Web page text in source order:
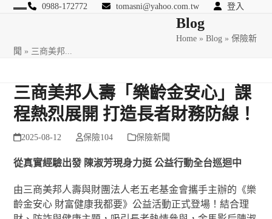
Skip
0988-172772 tomasni@yahoo.com.tw 登入
匯豐國際風險管理顧問Blog
Home »Blog »保險新
聞 » 三商美邦...
三商美邦人壽「樂齡金安心」課
程熱烈展開 打造長者財務防線！
2025-08-12 保險104 保險新聞
從真實經驗出發 陳淑芳現身力挺 公益行動全台巡迴中
由三商美邦人壽與財團法人老五老基金會攜手主辦的《樂
齡金安心 財富健康我都要》公益活動正式登場！結合理